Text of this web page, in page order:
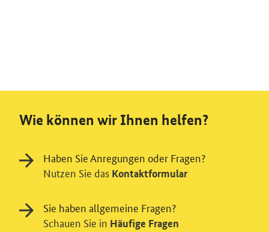
Wie können wir Ihnen helfen?
Haben Sie Anregungen oder Fragen?
Nutzen Sie das Kontaktformular
Sie haben allgemeine Fragen?
Schauen Sie in Häufige Fragen